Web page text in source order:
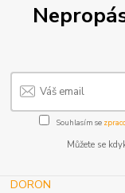
Souhlasím se
Můžete se
DORON